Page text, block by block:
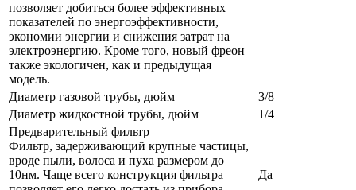
позволяет добиться более эффективных
показателей по энергоэффективности,
экономии энергии и снижения затрат на
электроэнергию. Кроме того, новый фреон
также экологичен, как и предыдущая
модель.
Диаметр газовой трубы, дюйм
3/8
Диаметр жидкостной трубы, дюйм
1/4
Предварительный фильтр
Фильтр, задерживающий крупные частицы,
вроде пыли, волоса и пуха размером до
10нм. Чаще всего конструкция фильтра
Да